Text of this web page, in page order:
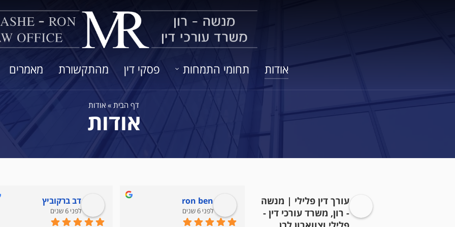
אודות תחומי התמחות פסקי דין מהתקשורת מאמרים
דף הבית »אודות
אודות
עורך דין פלילי | מנשה
- רון, משרד עורכי דין -
Ran Perry
לפני 5 שנים
ron ben
לפני 6 שנים
דב ברקוביץ
לפני 6 שנים